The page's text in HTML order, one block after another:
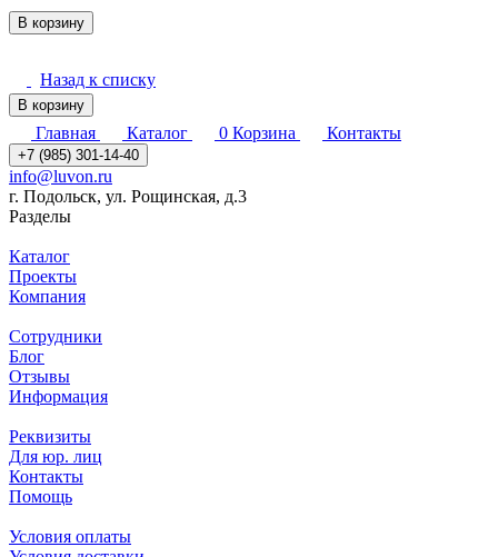
В корзину
Назад к списку
В корзину
Главная Каталог 0 Корзина Контакты
+7 (985) 301-14-40
info@luvon.ru
г. Подольск, ул. Рощинская, д.3
Разделы
Каталог
Проекты
Компания
Сотрудники
Блог
Отзывы
Информация
Реквизиты
Для юр. лиц
Контакты
Помощь
Условия оплаты